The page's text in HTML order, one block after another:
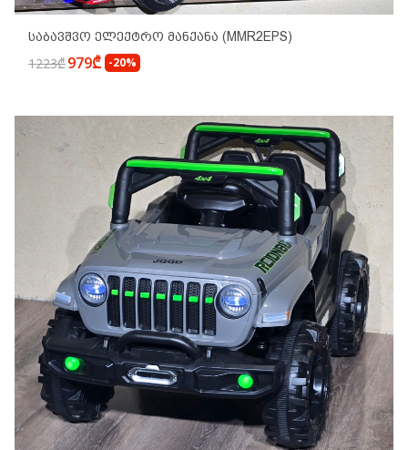
Საბავშვო Ელექტრო Მანქანა (MMR2EPS)
1223₾979₾ -20%